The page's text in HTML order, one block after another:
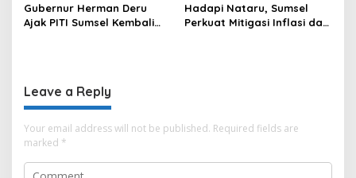
Gubernur Herman Deru
Ajak PITI Sumsel Kembali
Hadapi Nataru, Sumsel
Perkuat Mitigasi Inflasi dan
Leave a Reply
Your email address will not be published. Required fields are
marked *